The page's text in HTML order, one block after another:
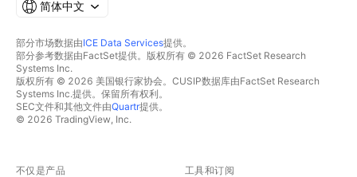
简体中文
部分市场数据由ICE Data Services提供。
部分参考数据由FactSet提供。版权所有 © 2026 FactSet Research
Systems Inc.
版权所有 © 2026 美国银行家协会。CUSIP数据库由FactSet Research
Systems Inc.提供。保留所有权利。
SEC文件和其他文件由Quartr提供。
© 2026 TradingView, Inc.
不仅是产品 工具和订阅